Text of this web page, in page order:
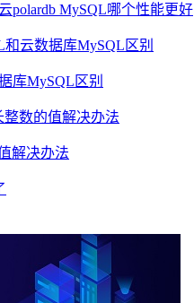
polardb MySQL哪个性能更好
库MySQL区别
解决办法